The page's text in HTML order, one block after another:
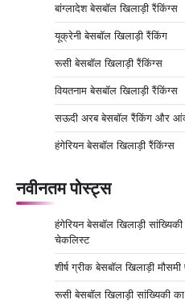
बांग्लादेश बेसबॉल खिलाड़ी रैंकिंग्स
यूक्रेनी बेसबॉल खिलाड़ी रैंकिंग
रूसी बेसबॉल खिलाड़ी रैंकिंग्स
वियतनाम बेसबॉल खिलाड़ी रैंकिंग्स
सऊदी अरब बेसबॉल रैंकिंग और
हंगेरियन बेसबॉल खिलाड़ी रैंकिंग्स
नवीनतम पोस्ट्स
हंगेरियन बेसबॉल खिलाड़ी
चेकलिस्ट
शीर्ष ग्रीक बेसबॉल खिलाड़ी
रूसी बेसबॉल खिलाड़ी सांख्यिकी